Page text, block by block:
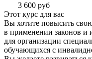
3 600 руб
Этот курс для вас
Вы хотите повысить
в применении законов и
для организации
обучающихся с